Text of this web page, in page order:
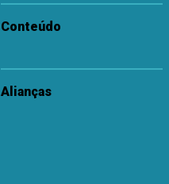
Conteúdo
Alianças